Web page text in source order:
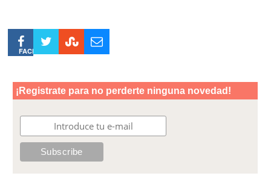
FACEBOOK